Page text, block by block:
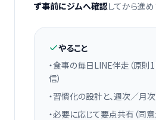
ず事前にジムへ確認してから進め
やること
・食事の毎日LINE伴走（原則
信）
・習慣化の設計と、週次／月
・必要に応じて要点共有（同